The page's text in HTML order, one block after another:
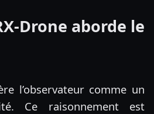
Drone aborde le
l’observateur comme un
Ce raisonnement est